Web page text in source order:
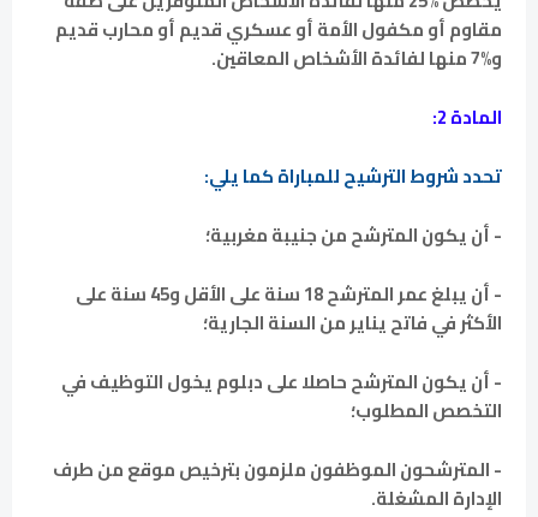
مقاوم أو مكفول الأمة أو عسكري قديم أو محارب قديم
و%7 منها لفائدة الأشخاص المعاقين.
المادة 2:
تحدد شروط الترشيح للمباراة كما يلي:
- أن يكون المترشح من جنيبة مغربية؛
- أن يبلغ عمر المترشح 18 سنة على الأقل و45 سنة على
الأكثر في فاتح يناير من السنة الجارية؛
- أن يكون المترشح حاصلا على دبلوم يخول التوظيف في
التخصص المطلوب؛
- المترشحون الموظفون ملزمون بترخيص موقع من طرف
الإدارة المشغلة.